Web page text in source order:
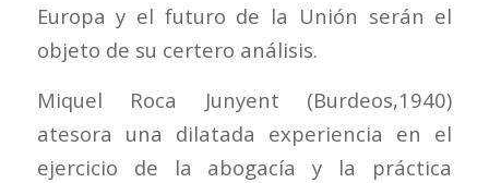
Europa y el futuro de la Unión serán el
objeto de su certero análisis.
Miquel Roca Junyent (Burdeos,1940)
atesora una dilatada experiencia en el
ejercicio de la abogacía y la práctica